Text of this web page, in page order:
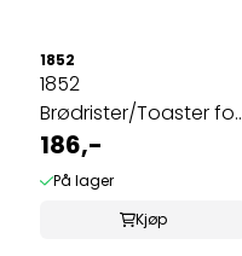
1852
1852
Brødrister/Toaster for
gassbluss
186,-
På lager
Kjøp